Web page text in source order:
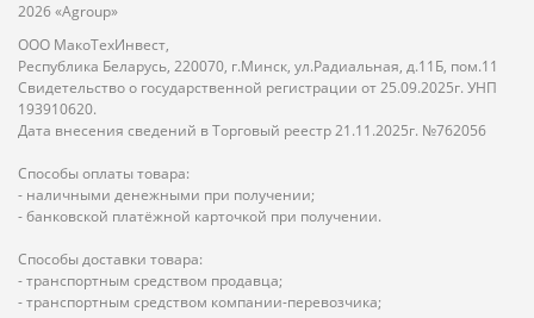
2026 «Agroup»
ООО МакоТехИнвест,
Республика Беларусь, 220070, г.Минск, ул.Радиальная, д.11Б, пом.11
Свидетельство о государственной регистрации от 25.09.2025г. УНП
193910620.
Дата внесения сведений в Торговый реестр 21.11.2025г. №762056
Способы оплаты товара:
- наличными денежными при получении;
- банковской платёжной карточкой при получении.
Способы доставки товара:
- транспортным средством продавца;
- транспортным средством компании-перевозчика;